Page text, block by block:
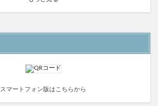
スマートフォン版はこちらから